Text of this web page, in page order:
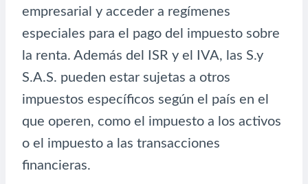
empresarial y acceder a regímenes
especiales para el pago del impuesto sobre
la renta. Además del ISR y el IVA, las S.y
S.A.S. pueden estar sujetas a otros
impuestos específicos según el país en el
que operen, como el impuesto a los activos
o el impuesto a las transacciones
financieras.